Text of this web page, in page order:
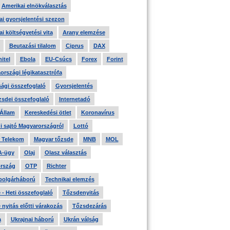
Amerikai elnökválasztás
gyorsjelentési szezon
költségvetési vita Arany elemzése
Beutazási tilalom Ciprus DAX
Ebola EU-Csúcs Forex Forint
légikatasztrófa
összefoglaló Gyorsjelentés
összefoglaló Internetadó
Kereskedési ötlet Koronavírus
sajtó Magyarországról Lottó
Telekom Magyar tőzsde MNB MOL
ügy Olaj Olasz választás
OTP Richter
Technikai elemzés
- Heti összefoglaló Tőzsdenyitás
nyitás előtti várakozás Tőzsdezárás
Ukrajnai háború Ukrán válság